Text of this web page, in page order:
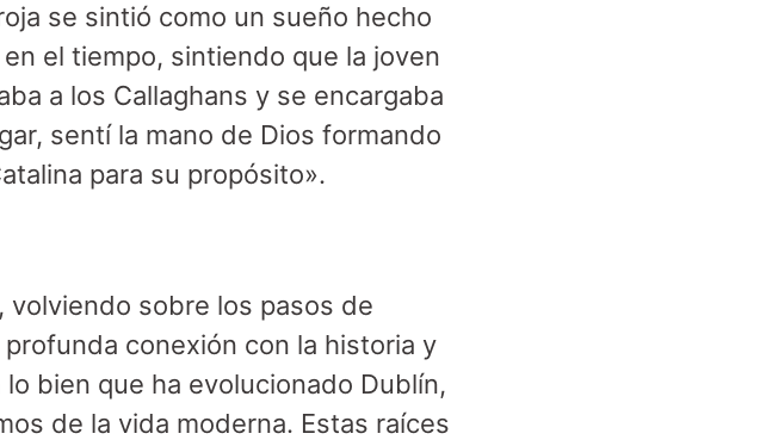
se sintió como un sueño hecho
el tiempo, sintiendo que la joven
a los Callaghans y se encargaba
sentí la mano de Dios formando
para su propósito».
volviendo sobre los pasos de
profunda conexión con la historia y
bien que ha evolucionado Dublín,
de la vida moderna. Estas raíces